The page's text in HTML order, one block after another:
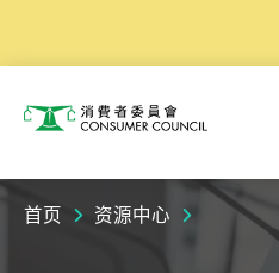
消费者委员会
首页 资源中心